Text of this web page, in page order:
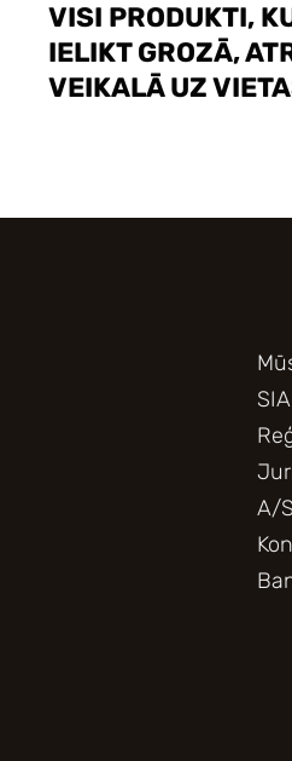
VISI PRODUKTI,
IELIKT GROZĀ,
VEIKALĀ UZ
A/